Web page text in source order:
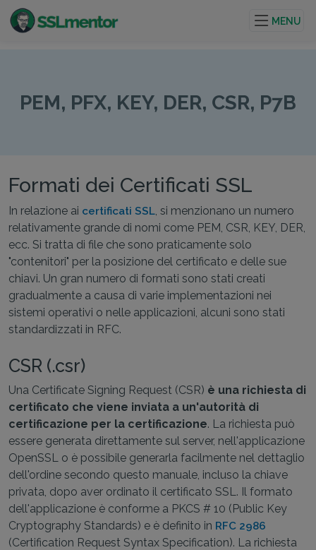
internet.
MENU
PEM, PFX, KEY, DER, CSR, P7B
Formati dei Certificati SSL
In relazione ai certificati SSL, si menzionano un numero
relativamente grande di nomi come PEM, CSR, KEY, DER,
ecc. Si tratta di file che sono praticamente solo
"contenitori" per la posizione del certificato e delle sue
chiavi. Un gran numero di formati sono stati creati
gradualmente a causa di varie implementazioni nei
sistemi operativi o nelle applicazioni, alcuni sono stati
standardizzati in RFC.
CSR (.csr)
Una Certificate Signing Request (CSR) è una richiesta di
certificato che viene inviata a un'autorità di
certificazione per la certificazione. La richiesta può
essere generata direttamente sul server, nell'applicazione
OpenSSL o è possibile generarla facilmente nel dettaglio
dell'ordine secondo questo manuale, incluso la chiave
privata, dopo aver ordinato il certificato SSL. Il formato
dell'applicazione è conforme a PKCS # 10 (Public Key
Cryptography Standards) e è definito in RFC 2986
(Certification Request Syntax Specification). La richiesta